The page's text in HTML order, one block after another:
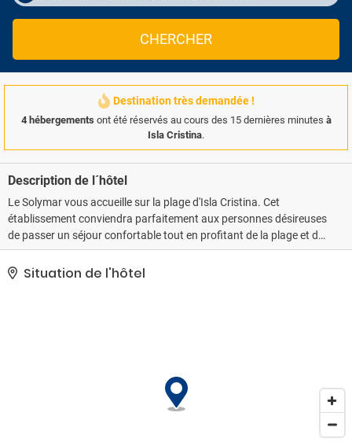
CHERCHER
Destination très demandée !
4 hébergements ont été réservés au cours des 15 dernières minutes à
Isla Cristina.
Description de l´hôtel
Le Solymar vous accueille sur la plage d'Isla Cristina. Cet
établissement conviendra parfaitement aux personnes désireuses
de passer un séjour confortable tout en profitant de la plage et du
soleil.
Situation de l'hôtel